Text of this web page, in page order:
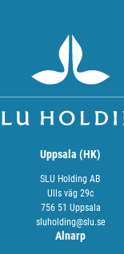
Uppsala (HK)
SLU Holding AB
Ulls väg 29c
756 51 Uppsala
sluholding@slu.se
Alnarp